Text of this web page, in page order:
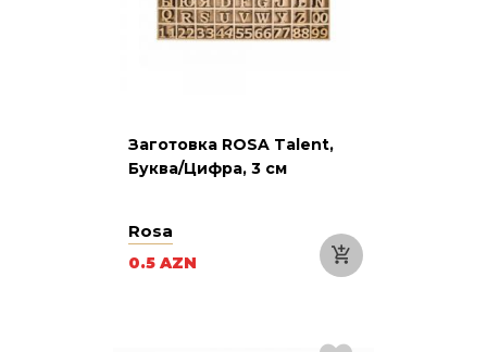
Заготовка ROSA Talent,
Буква/Цифра, 3 см
Rosa
0.5 AZN